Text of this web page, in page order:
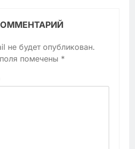
не будет опубликован.
помечены *